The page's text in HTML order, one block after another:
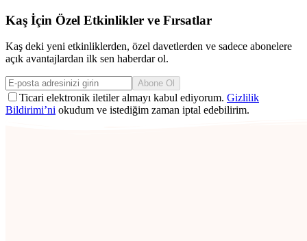
Kaş İçin Özel Etkinlikler ve Fırsatlar
Kaş deki yeni etkinliklerden, özel davetlerden ve sadece abonelere
açık avantajlardan ilk sen haberdar ol.
Abone Ol
Ticari elektronik iletiler almayı kabul ediyorum. Gizlilik
Bildirimi’ni okudum ve istediğim zaman iptal edebilirim.